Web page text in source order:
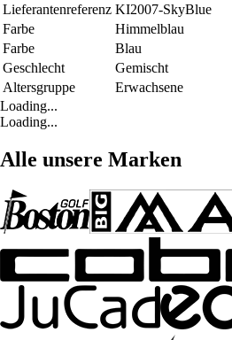
Lieferantenreferenz KI2007-SkyBlue
Farbe
Himmelblau
Farbe
Blau
Geschlecht
Gemischt
Altersgruppe
Erwachsene
Loading...
Loading...
Alle unsere Marken